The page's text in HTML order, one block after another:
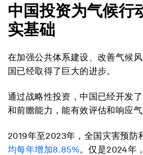
中国投资为气候行
实基础
在加强公共体系建设、改善气候
国已经取得了巨大的进步。
通过战略性投资，中国已经开发
和前瞻能力，能有效评估和响应气
2019年至2023年，全国灾害预防
均每年增加8.85%。仅是2024年